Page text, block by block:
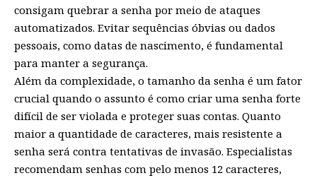
consigam quebrar a senha por meio de ataques
automatizados. Evitar sequências óbvias ou dados
pessoais, como datas de nascimento, é fundamental
para manter a segurança.
Além da complexidade, o tamanho da senha é um fator
crucial quando o assunto é como criar uma senha forte
difícil de ser violada e proteger suas contas. Quanto
maior a quantidade de caracteres, mais resistente a
senha será contra tentativas de invasão. Especialistas
recomendam senhas com pelo menos 12 caracteres,